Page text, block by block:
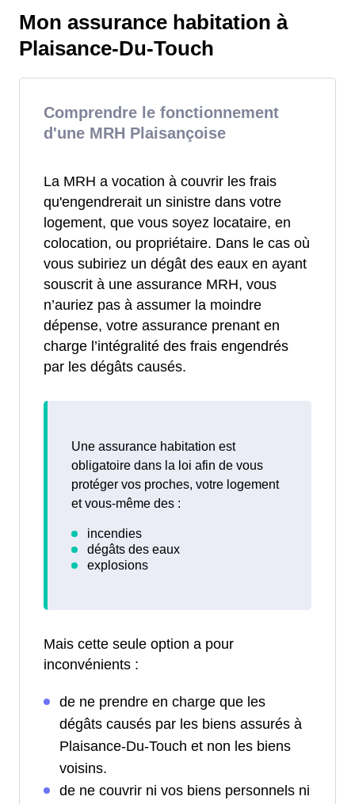
Mon assurance habitation à
Plaisance-Du-Touch
Comprendre le fonctionnement
d'une MRH Plaisançoise
La MRH a vocation à couvrir les frais
qu'engendrerait un sinistre dans votre
logement, que vous soyez locataire, en
colocation, ou propriétaire. Dans le cas où
vous subiriez un dégât des eaux en ayant
souscrit à une assurance MRH, vous
n’auriez pas à assumer la moindre
dépense, votre assurance prenant en
charge l’intégralité des frais engendrés
par les dégâts causés.
Une assurance habitation est
obligatoire dans la loi afin de vous
protéger vos proches, votre logement
et vous-même des :
Mais cette seule option a pour
inconvénients :
de ne prendre en charge que les
dégâts causés par les biens assurés à
Plaisance-Du-Touch et non les biens
voisins.
de ne couvrir ni vos biens personnels ni